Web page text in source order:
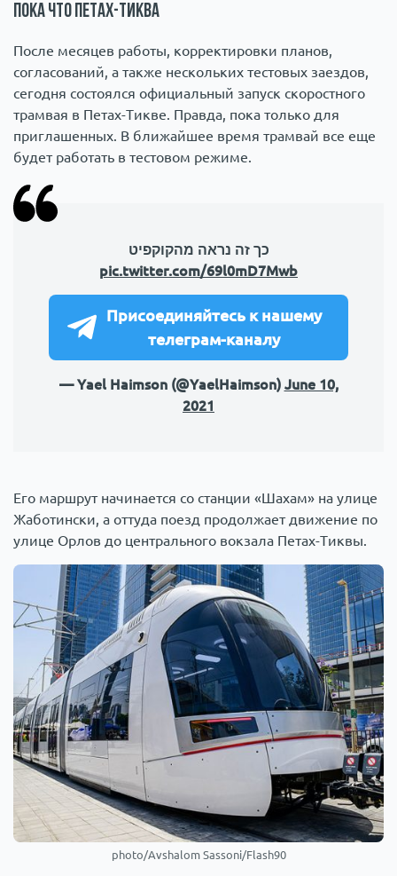
Пока что Петах-Тиква
После месяцев работы, корректировки планов,
согласований, а также нескольких тестовых заездов,
сегодня состоялся официальный запуск скоростного
трамвая в Петах-Тикве. Правда, пока только для
приглашенных. В ближайшее время трамвай все еще
будет работать в тестовом режиме.
כך זה נראה מהקוקפיט
pic.twitter.com/69l0mD7Mwb
Присоединяйтесь к нашему
телеграм-каналу
— Yael Haimson (@YaelHaimson) June 10,
2021
Его маршрут начинается со станции «Шахам» на улице
Жаботински, а оттуда поезд продолжает движение по
улице Орлов до центрального вокзала Петах-Тиквы.
photo/Avshalom Sassoni/Flash90